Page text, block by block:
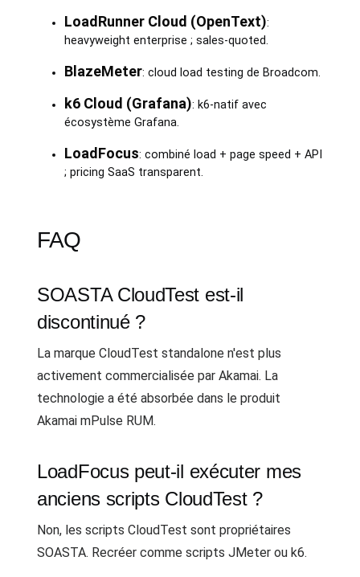
LoadRunner Cloud (OpenText):
heavyweight enterprise ; sales-quoted.
BlazeMeter: cloud load testing de Broadcom.
k6 Cloud (Grafana): k6-natif avec
écosystème Grafana.
LoadFocus: combiné load + page speed + API
; pricing SaaS transparent.
FAQ
SOASTA CloudTest est-il
discontinué ?
La marque CloudTest standalone n'est plus
activement commercialisée par Akamai. La
technologie a été absorbée dans le produit
Akamai mPulse RUM.
LoadFocus peut-il exécuter mes
anciens scripts CloudTest ?
Non, les scripts CloudTest sont propriétaires
SOASTA. Recréer comme scripts JMeter ou k6.